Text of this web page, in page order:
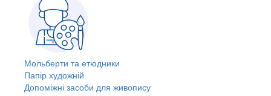
Мольберти та етюдники
Папір художній
Допоміжні засоби для живопису